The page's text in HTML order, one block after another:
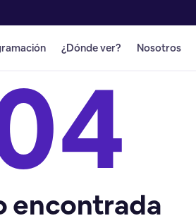
¿Dónde ver? Nosotros
encontrada